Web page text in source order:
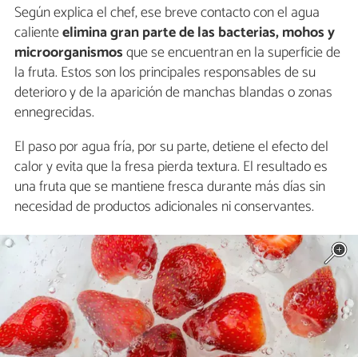
Según explica el chef, ese breve contacto con el agua
calienteelimina gran parte de las bacterias, mohos y
microorganismosque se encuentran en la superficie de
la fruta. Estos son los principales responsables de su
deterioro y de la aparición de manchas blandas o zonas
ennegrecidas.
El paso por agua fría, por su parte, detiene el efecto del
calor y evita que la fresa pierda textura. El resultado es
una fruta que se mantiene fresca durante más días sin
necesidad de productos adicionales ni conservantes.